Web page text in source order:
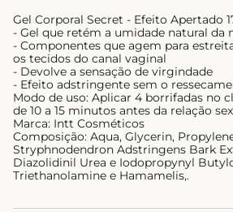
Gel Corporal Secret - Efeito Apertado
- Gel que retém a umidade natural da
- Componentes que agem para
os tecidos do canal vaginal
- Devolve a sensação de virgindade
- Efeito adstringente sem o
Modo de uso: Aplicar 4 borrifadas no
de 10 a 15 minutos antes da relação
Marca: Intt Cosméticos
Composição: Aqua, Glycerin,
Stryphnodendron Adstringens Bark
Diazolidinil Urea e Iodopropynyl
Triethanolamine e Hamamelis,.